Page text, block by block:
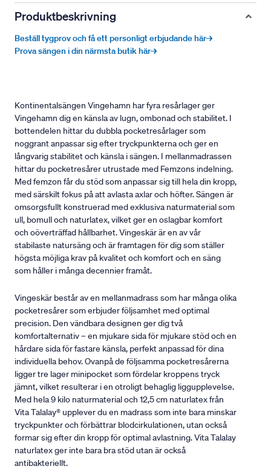
Produktbeskrivning
Beställ tygprov och få ett personligt erbjudande här→
Prova sängen i din närmsta butik här→
Kontinentalsängen Vingehamn har fyra resårlager ger
Vingehamn dig en känsla av lugn, ombonad och stabilitet. I
bottendelen hittar du dubbla pocketresårlager som
noggrant anpassar sig efter tryckpunkterna och ger en
långvarig stabilitet och känsla i sängen. I mellanmadrassen
hittar du pocketresårer utrustade med Femzons indelning.
Med femzon får du stöd som anpassar sig till hela din kropp,
med särskilt fokus på att avlasta axlar och höfter. Sängen är
omsorgsfullt konstruerad med exklusiva naturmaterial som
ull, bomull och naturlatex, vilket ger en oslagbar komfort
och oöverträffad hållbarhet. Vingeskär är en av vår
stabilaste natursäng och är framtagen för dig som ställer
högsta möjliga krav på kvalitet och komfort och en säng
som håller i många decennier framåt.
Vingeskär består av en mellanmadrass som har många olika
pocketresårer som erbjuder följsamhet med optimal
precision. Den vändbara designen ger dig två
komfortalternativ – en mjukare sida för mjukare stöd och en
hårdare sida för fastare känsla, perfekt anpassad för dina
individuella behov. Ovanpå de följsamma pocketresårerna
ligger tre lager minipocket som fördelar kroppens tryck
jämnt, vilket resulterar i en otroligt behaglig liggupplevelse.
Med hela 9 kilo naturmaterial och 12,5 cm naturlatex från
Vita Talalay® upplever du en madrass som inte bara minskar
tryckpunkter och förbättrar blodcirkulationen, utan också
formar sig efter din kropp för optimal avlastning. Vita Talalay
naturlatex ger inte bara bra stöd utan är också
antibakteriellt.